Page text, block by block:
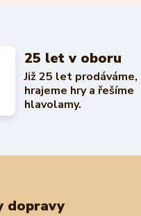
25 let v oboru
Již 25 let prodáváme,
hrajeme hry a řešíme
hlavolamy.
dopravy